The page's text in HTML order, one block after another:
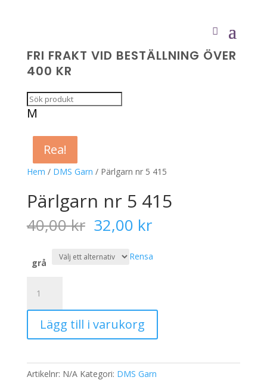
FRI FRAKT VID BESTÄLLNING ÖVER
400 KR
M
Hem / DMS Garn / Pärlgarn nr 5 415
Rea!
Pärlgarn nr 5 415
40,00kr Det
ursprungliga
priset
var:
32,00 krDet
priset
är:
grå
Rensa
5
mängd
Lägg till i varukorg
Artikelnr: N/A Kategori: DMS Garn
Rea!
Rea!
Rea!